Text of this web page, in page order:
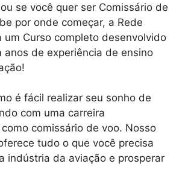
se você quer ser Comissário de
por onde começar, a Rede
um Curso completo desenvolvido
anos de experiência de ensino
é fácil realizar seu sonho de
com uma carreira
comissário de voo. Nosso
tudo o que você precisa
indústria da aviação e prosperar